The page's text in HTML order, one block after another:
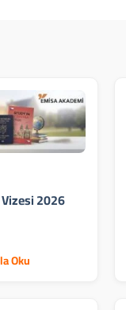
2026
Oku